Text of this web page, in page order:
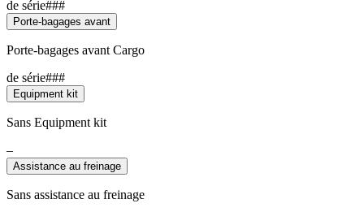
de série###
Porte-bagages avant
Porte-bagages avant Cargo
de série###
Equipment kit
Sans Equipment kit
–
Assistance au freinage
Sans assistance au freinage